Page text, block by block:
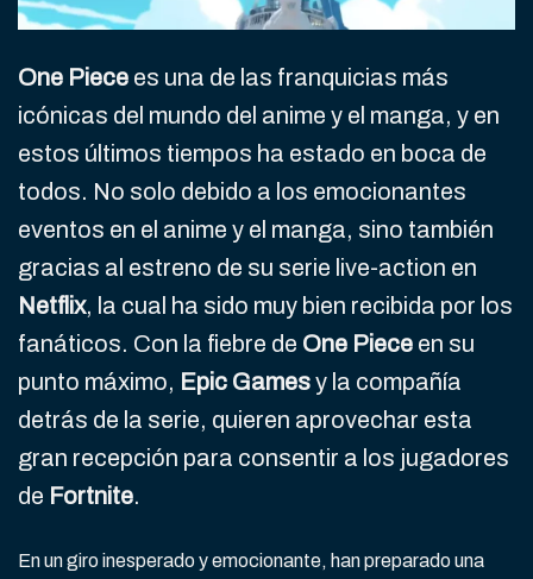
One Piece es una de las franquicias más
icónicas del mundo del anime y el manga, y en
estos últimos tiempos ha estado en boca de
todos. No solo debido a los emocionantes
eventos en el anime y el manga, sino también
gracias al estreno de su serie live-action en
Netflix, la cual ha sido muy bien recibida por los
fanáticos. Con la fiebre de One Piece en su
punto máximo, Epic Gamesy la compañía
detrás de la serie, quieren aprovechar esta
gran recepción para consentir a los jugadores
de Fortnite.
En un giro inesperado y emocionante, han preparado una